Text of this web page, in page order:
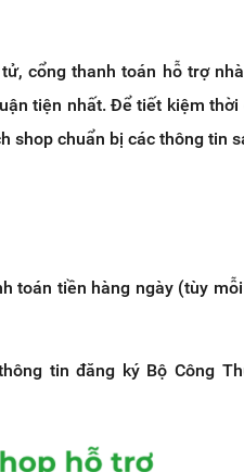
cổng thanh toán hỗ trợ
tiện nhất. Để tiết kiệm thời
shop chuẩn bị các thông tin
toán tiền hàng ngày (tùy
tin đăng ký Bộ Công